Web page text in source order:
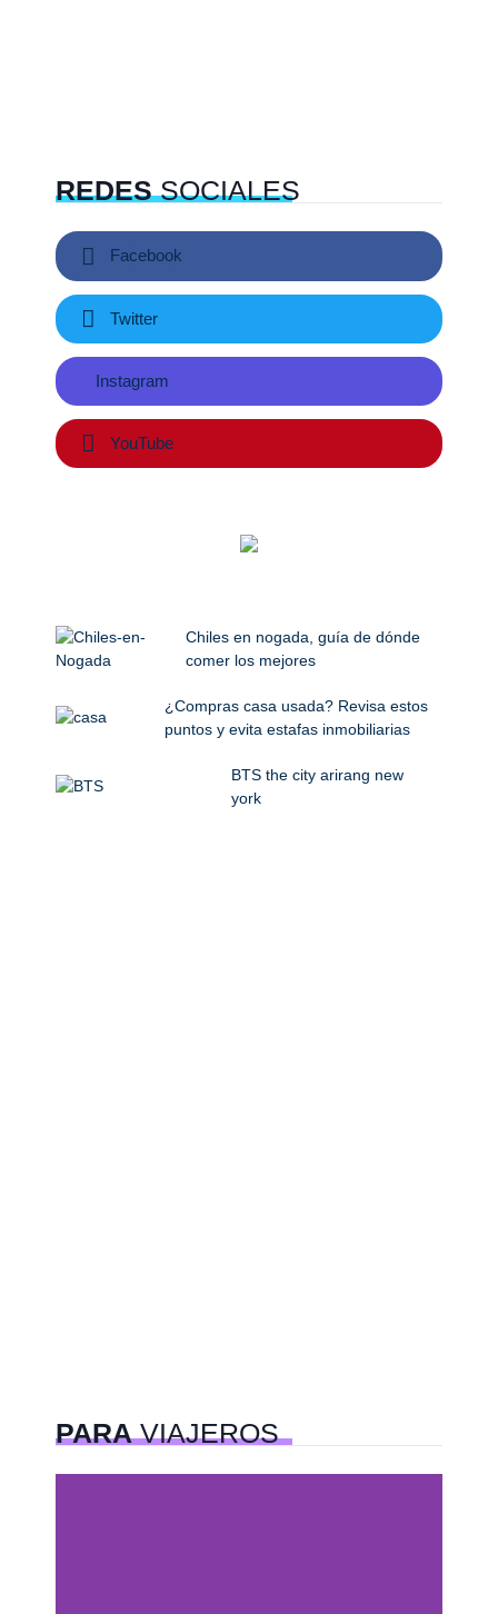
REDESSOCIALES
Facebook
Twitter
Instagram
YouTube
Chiles en nogada, guía de dónde
comer los mejores
¿Compras casa usada? Revisa estos
puntos y evita estafas inmobiliarias
BTS the city arirang new
york
PARAVIAJEROS